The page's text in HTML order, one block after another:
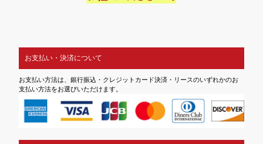
お支払い・決済について
お支払い方法は、銀行振込・クレジットカード決済・リースのいずれかのお
支払い方法をお選びいただけます。